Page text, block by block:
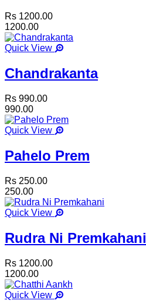
Rs 1200.00
1200.00
Quick View
Chandrakanta
Rs 990.00
990.00
Quick View
Pahelo Prem
Rs 250.00
250.00
Quick View
Rudra Ni Premkahani
Rs 1200.00
1200.00
Quick View